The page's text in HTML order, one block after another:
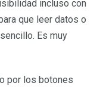
incluso con
que leer datos o
Es muy
por los botones